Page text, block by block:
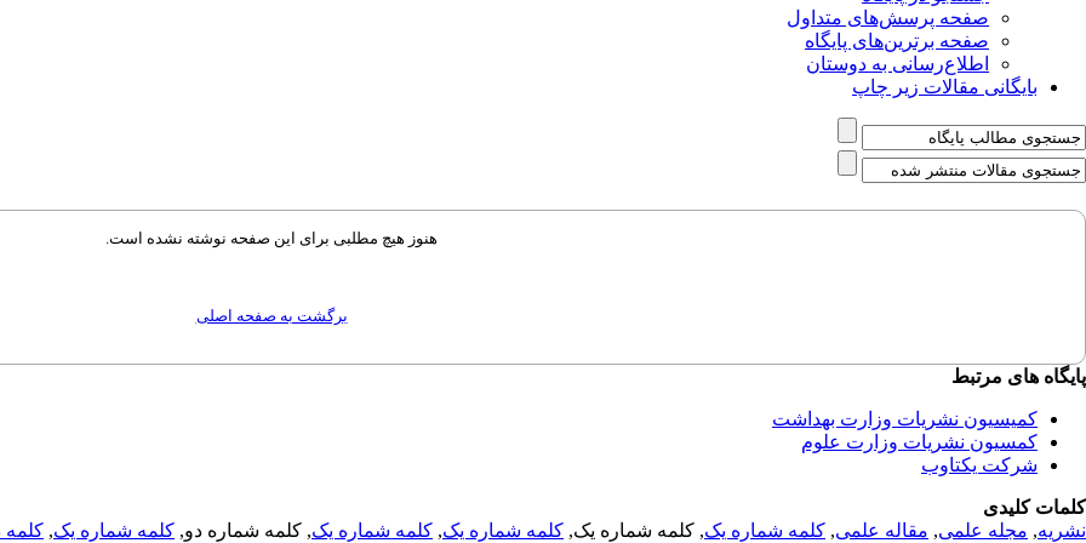
صفحه پرسش‌های متداول
صفحه برترین‌های پایگاه
اطلاع‌رسانی به دوستان
بایگانی مقالات زیر چاپ
هنوز هیچ مطلبی برای این صفحه نوشته نشده است.
برگشت به صفحه اصلی
پایگاه های مرتبط
کمیسیون نشریات وزارت بهداشت
کمسیون نشریات وزارت علوم
شرکت یکتاوب
کلمات کلیدی
نشریه, مجله علمی, مقاله علمی, کلمه شماره یک, کلمه شماره یک, کلمه شماره یک, کلمه شماره یک, کلمه شماره دو, کلمه شماره یک, کلمه